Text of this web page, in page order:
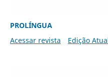
PROLÍNGUA
Acessar revista
Edição